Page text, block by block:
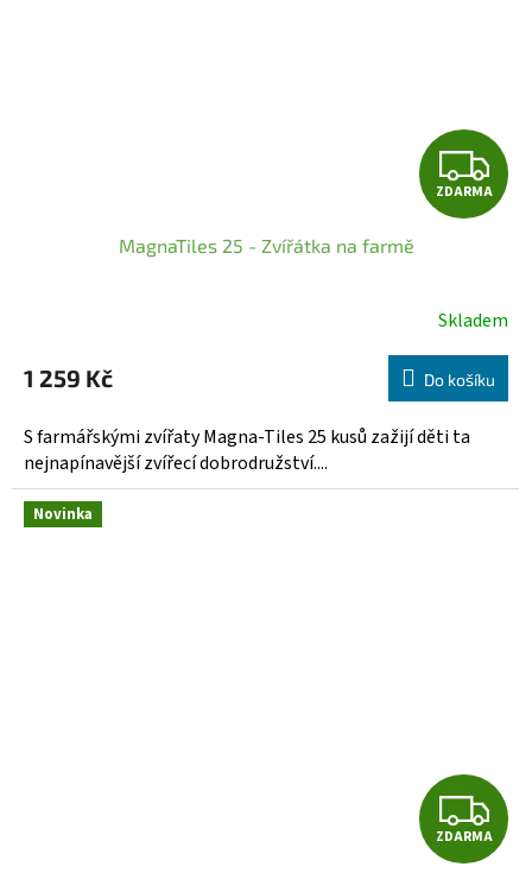
Z
D
R
M
A
ZDARMA
MagnaTiles 25 - Zvířátka na farmě
Skladem
1 259 Kč Do košíku
S farmářskými zvířaty Magna-Tiles 25 kusů zažijí děti ta
nejnapínavější zvířecí dobrodružství....
Novinka
Z
D
ZDARMA